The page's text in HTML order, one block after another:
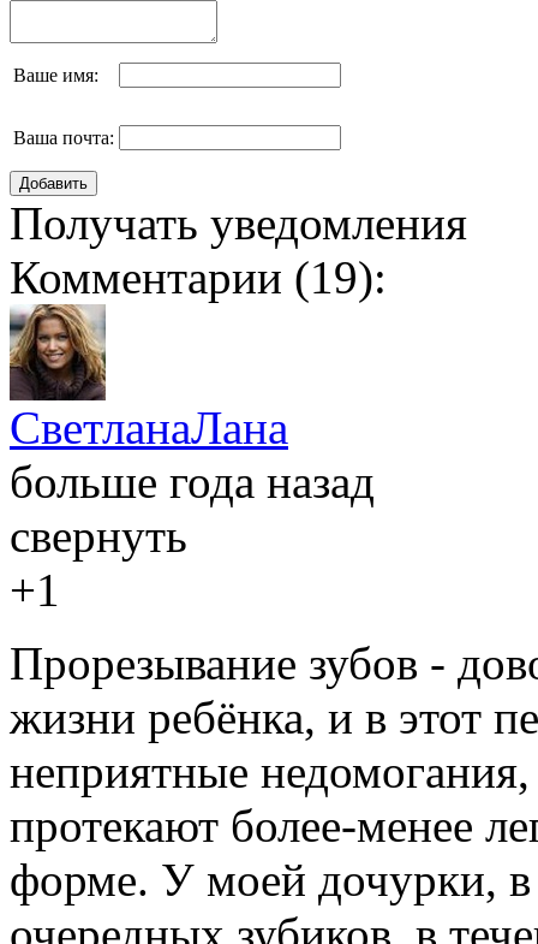
Ваше имя:
Ваша почта:
Получать уведомления
Комментарии (19):
СветланаЛана
больше года назад
свернуть
+1
Прорезывание зубов -
жизни ребёнка, и в этот
неприятные
протекают более-менее
форме. У моей дочурки, в
очередных зубиков, в